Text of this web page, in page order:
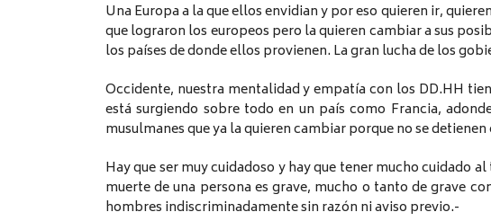
Una Europa a la que ellos envidian y por eso quieren ir,
que lograron los europeos pero la quieren cambiar a sus
los países de donde ellos provienen. La gran lucha de los
Occidente, nuestra mentalidad y empatía con los DD.HH
está surgiendo sobre todo en un país como Francia,
musulmanes que ya la quieren cambiar porque no se
Hay que ser muy cuidadoso y hay que tener mucho cuidado
muerte de una persona es grave, mucho o tanto de grave
hombres indiscriminadamente sin razón ni aviso previo.-